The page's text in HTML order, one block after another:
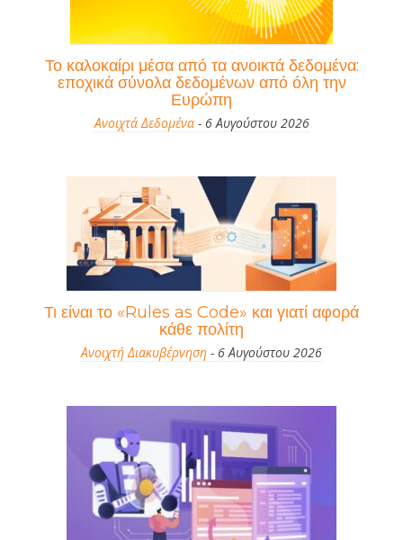
Το καλοκαίρι μέσα από τα ανοικτά δεδομένα:
εποχικά σύνολα δεδομένων από όλη την
Ευρώπη
Ανοιχτά Δεδομένα- 6 Αυγούστου 2026
Τι είναι το «Rules as Code» και γιατί αφορά
κάθε πολίτη
Ανοιχτή Διακυβέρνηση - 6 Αυγούστου 2026